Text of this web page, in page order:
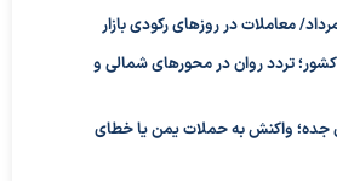
تردد روان در محورهای شمالی و
آسمان جده؛ واکنش به حملات یمن یا خطای